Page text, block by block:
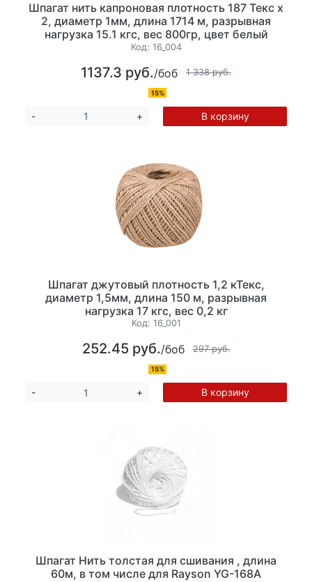
Шпагат нить капроновая плотность 187 Текс х
2, диаметр 1мм, длина 1714 м, разрывная
нагрузка 15.1 кгс, вес 800гр, цвет белый
Код: 16_004
1137.3 руб./боб 1 338 руб.
15%
- + В корзину
Шпагат джутовый плотность 1,2 кТекс,
диаметр 1,5мм, длина 150 м, разрывная
нагрузка 17 кгс, вес 0,2 кг
Код: 16_001
252.45 руб./боб 297 руб.
15%
- + В корзину
Шпагат Нить толстая для сшивания , длина
60м, в том числе для Rayson YG-168A